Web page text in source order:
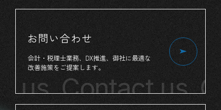
usContact us
お問い合わせ
会計・税理士業務、 DX推進、 御社に最適な
改善施策を ご提案します。